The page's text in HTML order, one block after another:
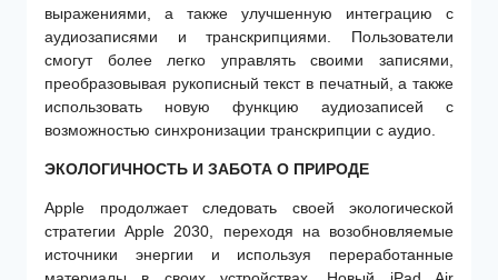
выражениями, а также улучшенную интеграцию с
аудиозаписями и транскрипциями. Пользователи
смогут более легко управлять своими записями,
преобразовывая рукописный текст в печатный, а также
использовать новую функцию аудиозаписей с
возможностью синхронизации транскрипции с аудио.
ЭКОЛОГИЧНОСТЬ И ЗАБОТА О ПРИРОДЕ
Apple продолжает следовать своей экологической
стратегии Apple 2030, переходя на возобновляемые
источники энергии и используя переработанные